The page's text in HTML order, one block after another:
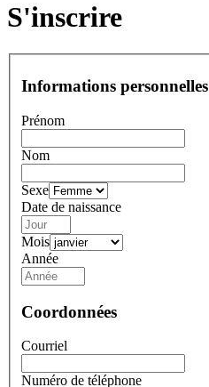
S'inscrire
Informations personnelles
Prénom
Nom
Sexe
Date de naissance
Mois
Année
Coordonnées
Courriel
Numéro de téléphone